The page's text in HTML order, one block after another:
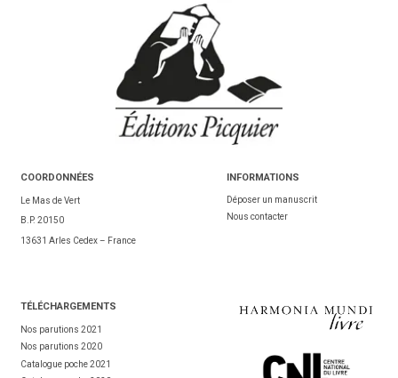
COORDONNÉES
Le Mas de Vert
B.P. 20150
13631 Arles Cedex – France
INFORMATIONS
Déposer un manuscrit
Nous contacter
TÉLÉCHARGEMENTS
Nos parutions 2021
Nos parutions 2020
Catalogue poche 2021